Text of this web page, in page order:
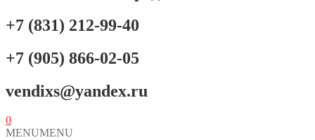
+7 (831) 212-99-40
+7 (905) 866-02-05
vendixs@yandex.ru
0
MENUMENU